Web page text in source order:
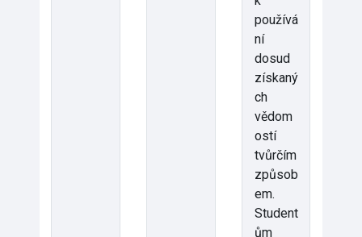
používá
ní
dosud
získaný
ch
vědom
ostí
tvůrčím
způsob
em.
Student
ům